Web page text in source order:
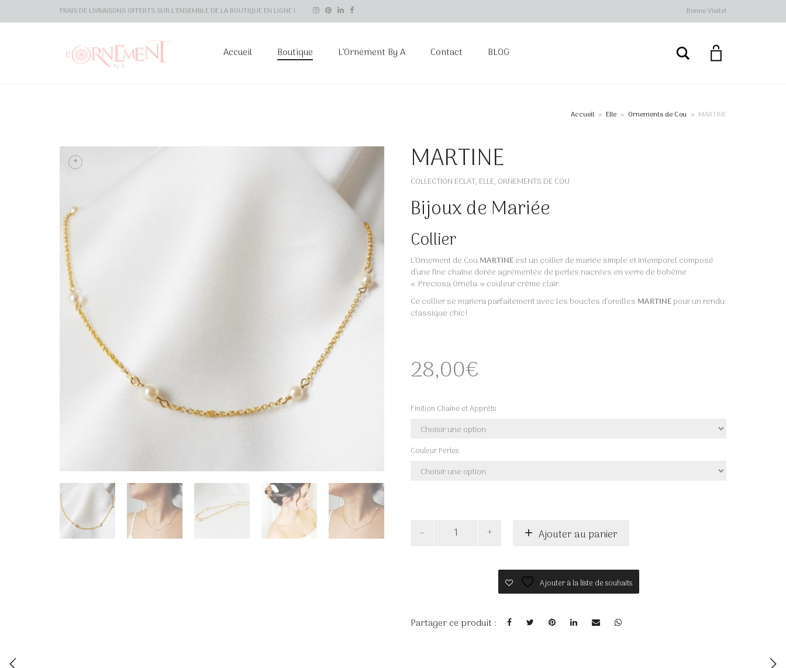
FRAIS DE LIVRAISONS OFFERTS SUR L'ENSEMBLE DE LA BOUTIQUE EN LIGNE ! Bonne Visite!
Accueil Boutique L’Ornement By A Contact BLOG Rechercher
Accueil » Elle » Ornements de Cou » MARTINE
+
MARTINE
COLLECTION ECLAT ELLE ORNEMENTS DE COU
Bijoux de Mariée
Collier
L’Ornement de CouMARTINEest un collier de mariée simple et intemporel composé
d’une fine chaîne dorée agrémentée de perles nacrées en verre de bohème
« Preciosa Ornela » couleur crème clair.
Ce collier se mariera parfaitement avec les boucles d’oreilles MARTINEpour un rendu
classique chic!
28,00€
Finition Chaîne et Apprêts
Couleur Perles
Ajouter au panier
Ajouter à la liste de souhaits
Partager ce produit :